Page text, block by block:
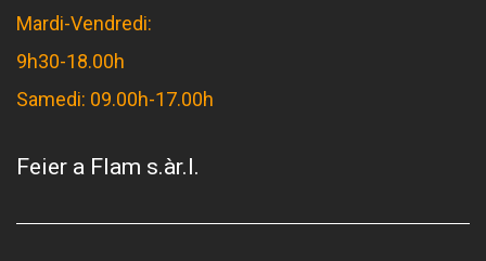
Mardi-Vendredi:
9h30-18.00h
Samedi: 09.00h-17.00h
Feier a Flam s.àr.l.